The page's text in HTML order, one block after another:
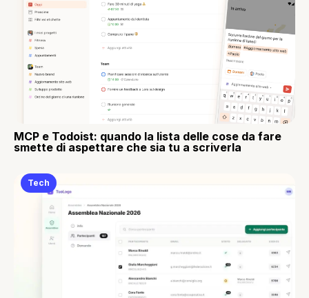
MCP e Todoist: quando la lista delle cose da fare
smette di aspettare che sia tu a scriverla
Tech